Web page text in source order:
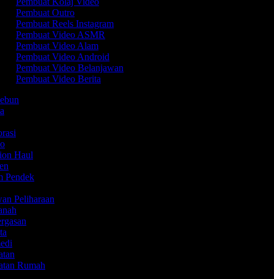
Pembuat Outro
Pembuat Reels Instagram
Pembuat Video ASMR
Pembuat Video Alam
Pembuat Video Android
Pembuat Video Belanjawan
Pembuat Video Berita
Haul
Pendek
Peliharaan
Rumah